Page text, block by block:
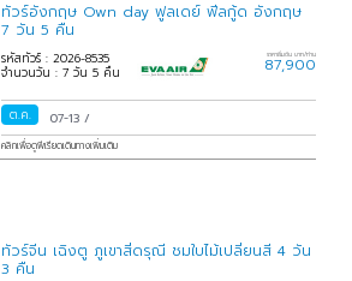
ทัวร์อังกฤษ Own day ฟูลเดย์ ฟีลกู้ด อังกฤษ
7 วัน 5 คืน
รหัสทัวร์ : 2026-8535
จำนวนวัน : 7 วัน 5 คืน
ราคาเริ่มต้น บาท/ท่าน
87,900
ต.ค. 07-13/
คลิกเพื่อดูพีเรียดเดินทางเพิ่มเติม
ทัวร์จีน เฉิงตู ภูเขาสี่ดรุณี ชมใบไม้เปลี่ยนสี 4 วัน
3 คืน